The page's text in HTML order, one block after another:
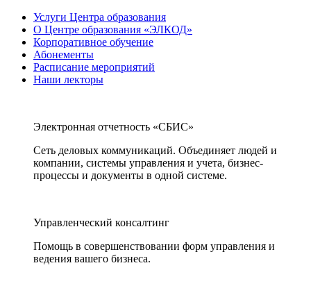
Услуги Центра образования
О Центре образования «ЭЛКОД»
Корпоративное обучение
Абонементы
Расписание мероприятий
Наши лекторы
Электронная отчетность «СБИС»
Сеть деловых коммуникаций. Объединяет людей и
компании, системы управления и учета, бизнес-
процессы и документы в одной системе.
Управленческий консалтинг
Помощь в совершенствовании форм управления и
ведения вашего бизнеса.